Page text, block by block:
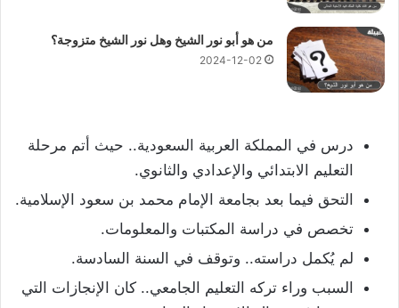
من هو أبو نور الشيخ وهل نور الشيخ متزوجة؟
2024-12-02
درس في المملكة العربية السعودية.. حيث أتم مرحلة
التعليم الابتدائي والإعدادي والثانوي.
التحق فيما بعد بجامعة الإمام محمد بن سعود الإسلامية.
تخصص في دراسة المكتبات والمعلومات.
لم يُكمل دراسته.. وتوقف في السنة السادسة.
السبب وراء تركه التعليم الجامعي.. كان الإنجازات التي